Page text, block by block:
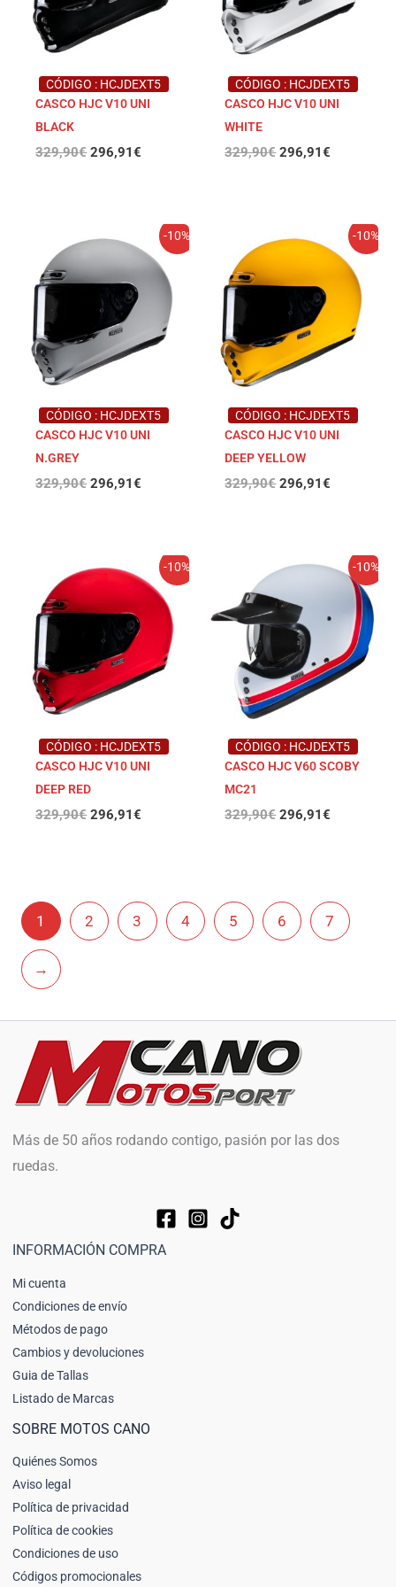
CÓDIGO : HCJDEXT5
CASCO HJC V10 UNI
BLACK
329,90€ 296,91€
CÓDIGO : HCJDEXT5
CASCO HJC V10 UNI
WHITE
329,90€ 296,91€
-10%
CÓDIGO : HCJDEXT5
CASCO HJC V10 UNI
N.GREY
329,90€
precio
original
era:
329,90€.
296,91€
precio
actual
296,91€.
-10%
CÓDIGO : HCJDEXT5
CASCO HJC V10 UNI
DEEP YELLOW
329,90€
precio
era:
329,90€.
296,91€
precio
actual
296,91€.
-10%
CÓDIGO : HCJDEXT5
CASCO HJC V10 UNI
DEEP RED
329,90€
precio
original
era:
329,90€.
296,91€
precio
actual
296,91€.
-10%
CÓDIGO : HCJDEXT5
CASCO HJC V60 SCOBY
MC21
329,90€
El
original
era:
329,90€.
296,91€
precio
actual
es:
296,91€.
1 2 3 4 5 6 7
→
Más de 50 años rodando contigo, pasión por las dos
ruedas.
INFORMACIÓN COMPRA
Mi cuenta
Condiciones de envío
Métodos de pago
Cambios y devoluciones
Guia de Tallas
Listado de Marcas
SOBRE MOTOS CANO
Quiénes Somos
Aviso legal
Política de privacidad
Política de cookies
Condiciones de uso
Códigos promocionales